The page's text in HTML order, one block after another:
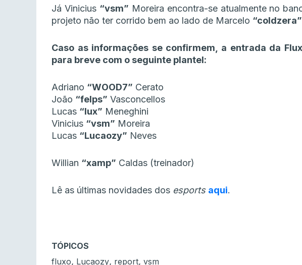
Já Vinicius “vsm” Moreira encontra-se atualmente no
projeto não ter corrido bem ao lado de Marcelo “coldzera”
Caso as informações se confirmem, a entrada da
para breve com o seguinte plantel:
Adriano “WOOD7” Cerato
João “felps” Vasconcellos
Lucas “lux” Meneghini
Vinicius “vsm” Moreira
Lucas “Lucaozy” Neves
Willian “xamp” Caldas (treinador)
Lê as últimas novidades dos esports aqui.
TÓPICOS
fluxo, Lucaozy, report, vsm